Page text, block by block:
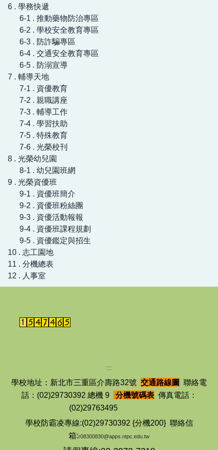
6 . 學務快遞
6-1 . 推動藥物防治專區
6-2 . 學校安全教育專區
6-3 . 防詐騙專區
6-4 . 交通安全教育專區
6-5 . 防溺宣導
7 . 輔導天地
7-1 . 資優教育
7-2 . 親職講座
7-3 . 輔導工作
7-4 . 學習扶助
7-5 . 特殊教育
7-6 . 光榮校刊
8 . 光榮幼兒園
8-1 . 幼兒園班網
9 . 光榮資優班
9-1 . 資優班簡介
9-2 . 資優班粉絲團
9-3 . 資優活動報報
9-4 . 資優班課程規劃
9-5 . 資優鑑定與招生
10 . 志工園地
11 . 分機總表
12 . 人事室
:::
學校地址：新北市三重區介壽路32號 交通路線圖 聯絡電
話：(02)29730392 總機 9
分機號碼表 傳真電話：
(02)29763495
學校防霸凌專線:(02)29730392 {分機200} 聯絡信
箱:r08300830@apps.ntpc.edu.tw